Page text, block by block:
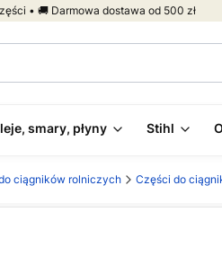
• 🚚 Darmowa dostawa od 500 zł
smary, płyny Stihl
ciągników rolniczych Części do